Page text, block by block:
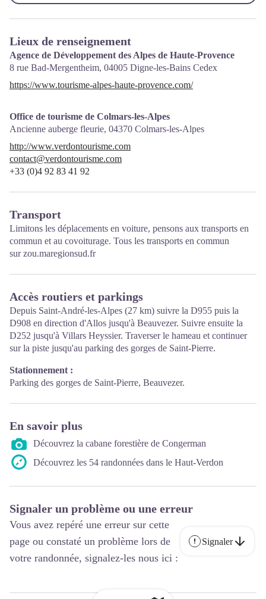
Lieux de renseignement
Agence de Développement des Alpes de Haute-Provence
8 rue Bad-Mergentheim, 04005 Digne-les-Bains Cedex
https://www.tourisme-alpes-haute-provence.com/
Office de tourisme de Colmars-les-Alpes
Ancienne auberge fleurie, 04370 Colmars-les-Alpes
http://www.verdontourisme.com
contact@verdontourisme.com
+33 (0)4 92 83 41 92
Transport
Limitons les déplacements en voiture, pensons aux transports en
commun et au covoiturage. Tous les transports en commun
surzou.maregionsud.fr
Accès routiers et parkings
Depuis Saint-André-les-Alpes (27 km) suivre la D955 puis la
D908 en direction d'Allos jusqu'à Beauvezer. Suivre ensuite la
D252 jusqu'à Villars Heyssier. Traverser le hameau et continuer
sur la piste jusqu'au parking des gorges de Saint-Pierre.
Stationnement :
Parking des gorges de Saint-Pierre, Beauvezer.
En savoir plus
Découvrez la cabane forestière de Congerman
Découvrez les 54 randonnées dans le Haut-Verdon
Signaler un problème ou une erreur
Vous avez repéré une erreur sur cette
page ou constaté un problème lors de
votre randonnée, signalez-les nous ici :
Signaler